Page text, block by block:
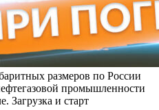
размеров по России
промышленности
Загрузка и старт